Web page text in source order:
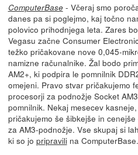
ComputerBase- Včeraj smo
danes pa si poglejmo, kaj točno
polovico prihodnjega leta. Zares
Vegasu začne Consumer
težko pričakovane nove 0,045-
namizne računalnike. Žal bodo
AM2+, ki podpira le pomnilnik
omejeni. Pravo stvar pričakujemo
procesorji za podnožje Socket
pomnilnik. Nekaj mesecev
pričakujemo še šibkejše in
za AM3-podnožje. Vse skupaj si
ki so jo pripravilina ComputerBase.